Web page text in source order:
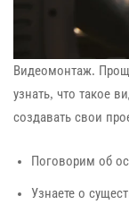
Видеомонтаж.
узнать, что такое
создавать свои
Поговорим об
Узнаете о